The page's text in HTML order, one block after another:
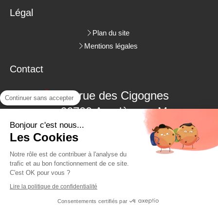
Légal
Plan du site
Mentions légales
Contact
3 rue des Cigognes
66700 Argelès-sur-Mer
06.09.18.38.48
04.68.22.62.26
Continuer sans accepter
Bonjour c'est nous...
Les Cookies
Notre rôle est de contribuer à l'analyse du
trafic et au bon fonctionnement de ce site.
C'est OK pour vous ?
Lire la politique de confidentialité
Consentements certifiés par